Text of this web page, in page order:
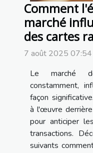
Comment
marché
des cartes
7 août 2025 07:54
Le marché
constamment,
façon
à l'œuvre
pour anticiper
transactions.
suivants